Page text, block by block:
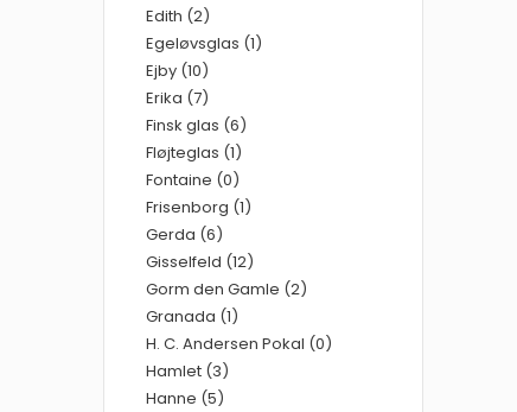
Edith (2)
Egeløvsglas (1)
Ejby (10)
Erika (7)
Finsk glas (6)
Fløjteglas (1)
Fontaine (0)
Frisenborg (1)
Gerda (6)
Gisselfeld (12)
Gorm den Gamle (2)
Granada (1)
H. C. Andersen Pokal (0)
Hamlet (3)
Hanne (5)